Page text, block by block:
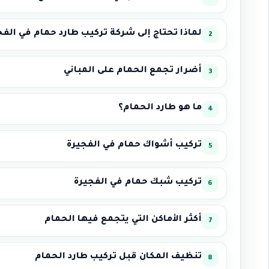
لماذا تحتاج إلى شركة تركيب طارد حمام في
أضرار تجمع الحمام على المباني
ما هو طارد الحمام؟
تركيب أشواك حمام في الفجيرة
تركيب شبك حمام في الفجيرة
أكثر الأماكن التي يتجمع فيها الحمام
تنظيف المكان قبل تركيب طارد الحمام